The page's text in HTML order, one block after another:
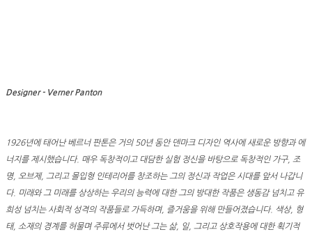
Designer - Verner Panton
1926년에 태어난 베르너 판톤은 거의 50년 동안 덴마크 디자인 역사에 새로운 방향과 에
너지를 제시했습니다. 매우 독창적이고 대담한 실험 정신을 바탕으로 독창적인 가구, 조
명, 오브제, 그리고 몰입형 인테리어를 창조하는 그의 정신과 작업은 시대를 앞서 나갑니
다. 미래와 그 미래를 상상하는 우리의 능력에 대한 그의 방대한 작품은 생동감 넘치고 유
희성 넘치는 사회적 성격의 작품들로 가득하며, 즐거움을 위해 만들어졌습니다. 색상, 형
태, 소재의 경계를 허물며 주류에서 벗어난 그는 삶, 일, 그리고 상호작용에 대한 획기적